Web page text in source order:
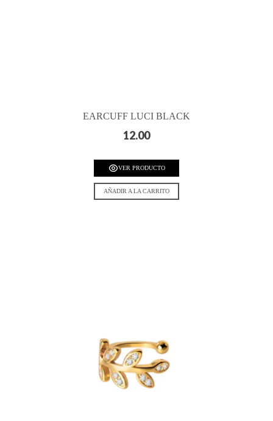
EARCUFF LUCI BLACK
12.00
VER PRODUCTO
AÑADIR A LA CARRITO